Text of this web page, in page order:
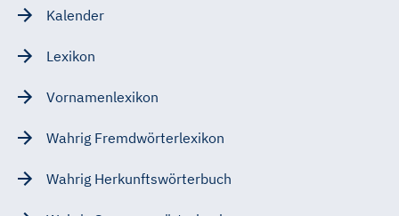
Kalender
Lexikon
Vornamenlexikon
Wahrig Fremdwörterlexikon
Wahrig Herkunftswörterbuch